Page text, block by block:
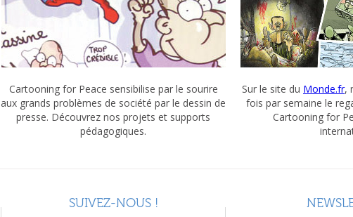
Cartooning for Peace sensibilise par le sourire
aux grands problèmes de société par le dessin de
presse. Découvrez nos projets et supports
pédagogiques.
Sur le site du Monde.fr,
fois par semaine le
Cartooning for
SUIVEZ-NOUS !